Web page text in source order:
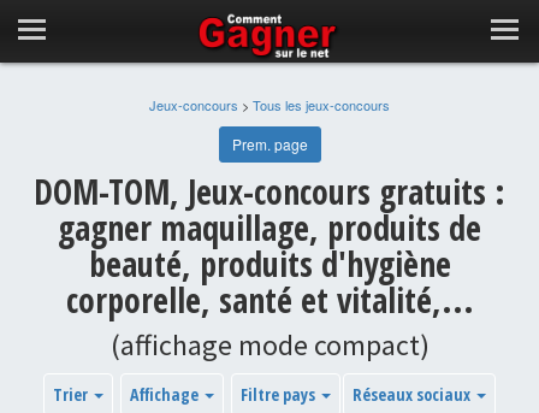
Jeux-concours > Tous les jeux-concours
Prem. page
DOM-TOM, Jeux-concours gratuits :
gagner maquillage, produits de
beauté, produits d'hygiène
corporelle, santé et vitalité,...
(affichage mode compact)
Trier Affichage Filtre pays
Réseaux sociaux